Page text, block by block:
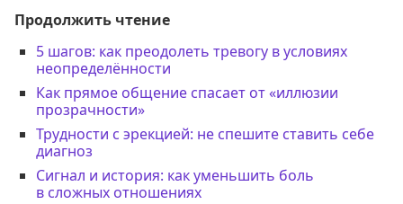
Продолжить чтение
5 шагов: как преодолеть тревогу в условиях
неопределённости
Как прямое общение спасает от «иллюзии
прозрачности»
Трудности с эрекцией: не спешите ставить себе
диагноз
Сигнал и история: как уменьшить боль
в сложных отношениях